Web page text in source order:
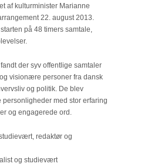
af kulturminister Marianne
22. august 2013.
på 48 timers samtale,
fandt der syv offentlige samtaler
visionære personer fra dansk
og politik. De blev
med stor erfaring
og engagerede ord.
redaktør og
og studievært